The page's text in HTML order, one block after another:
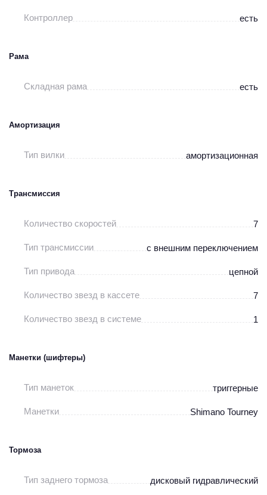
Контроллер есть
Рама
Складная рама есть
Амортизация
Тип вилки амортизационная
Трансмиссия
Количество скоростей 7
Тип трансмиссии с внешним переключением
Тип привода цепной
Количество звезд в кассете 7
Количество звезд в системе 1
Манетки (шифтеры)
Тип манеток триггерные
Манетки Shimano Tourney
Тормоза
Тип заднего тормоза дисковый гидравлический